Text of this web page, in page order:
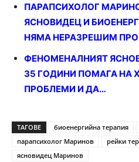
ПАРАПСИХОЛОГ
ЯСНОВИДЕЦ И
НЯМА НЕРАЗРЕШИМ
ФЕНОМЕНАЛНИЯТ
35 ГОДИНИ ПОМАГА НА
ПРОБЛЕМИ И ДА…
ТАГОВЕ биоенергийна терапия
парапсихолог Маринов
рейки
ясновидец Маринов